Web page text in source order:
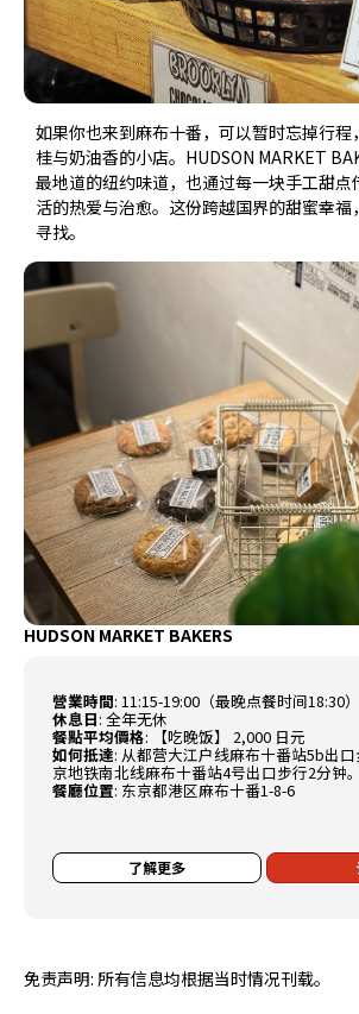
如果你也来到麻布十番，可以暂时忘掉行程
桂与奶油香的小店。HUDSON MARKET
最地道的纽约味道，也通过每一块手工甜点
活的热爱与治愈。这份跨越国界的甜蜜幸福
寻找。
HUDSON MARKET BAKERS
營業時間:11:15-19:00（最晚点餐时间18:30）
休息日:全年无休
餐點平均價格: 【吃晚饭】 2,000 日元
如何抵達: 从都营大江户线麻布十番站5b出
京地铁南北线麻布十番站4号出口步行2分钟。
餐廳位置: 东京都港区麻布十番1-8-6
了解更多
免责声明: 所有信息均根据当时情况刊载。